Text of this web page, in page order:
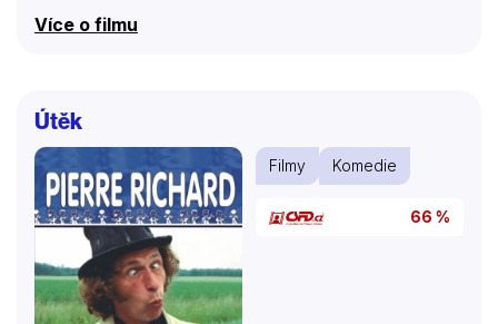
Více o filmu
Útěk
Filmy Komedie
66 %